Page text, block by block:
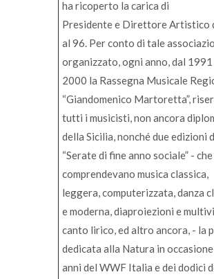
ha ricoperto la carica di
Presidente e Direttore Artistico
al 96. Per conto di tale
organizzato, ogni anno, dal 1991
2000 la Rassegna Musicale
“Giandomenico Martoretta”,
tutti i musicisti, non ancora
della Sicilia, nonché due edizioni
“Serate di fine anno sociale” - che
comprendevano musica classica,
leggera, computerizzata, danza
e moderna, diaproiezioni e
canto lirico, ed altro ancora, - la
dedicata alla Natura in
anni del WWF Italia e dei dodici